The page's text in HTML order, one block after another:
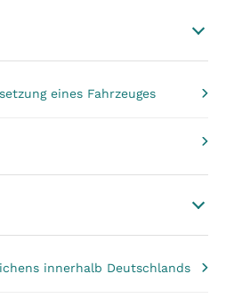
eines Fahrzeuges
innerhalb Deutschlands